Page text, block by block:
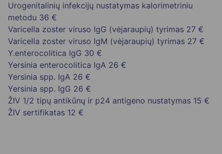
Urogenitalinių infekcijų nustatymas kalorimetriniu
metodu 36 €
Varicella zoster viruso IgG (vėjaraupių) tyrimas 27 €
Varicella zoster viruso IgM (vėjaraupių) tyrimas 27 €
Y.enterocolitica IgG 30 €
Yersinia enterocolitica IgA 26 €
Yersinia spp. IgA 26 €
Yersinia spp. IgG 26 €
ŽIV 1/2 tipų antikūnų ir p24 antigeno nustatymas 15 €
ŽIV sertifikatas 12 €